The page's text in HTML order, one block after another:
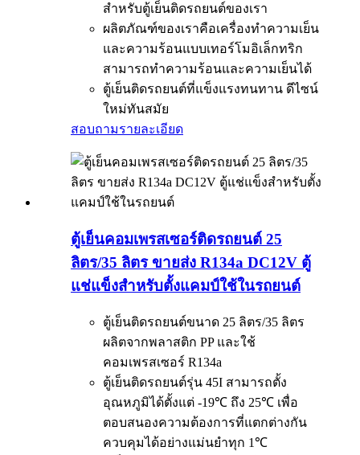
สำหรับตู้เย็นติดรถยนต์ของเรา
ผลิตภัณฑ์ของเราคือเครื่องทำความเย็น
และความร้อนแบบเทอร์โมอิเล็กทริก
สามารถทำความร้อนและความเย็นได้
ตู้เย็นติดรถยนต์ที่แข็งแรงทนทาน ดีไซน์
ใหม่ทันสมัย
สอบถามรายละเอียด
ตู้เย็นคอมเพรสเซอร์ติดรถยนต์ 25
ลิตร/35 ลิตร ขายส่ง R134a DC12V ตู้
แช่แข็งสำหรับตั้งแคมป์ใช้ในรถยนต์
ตู้เย็นติดรถยนต์ขนาด 25 ลิตร/35 ลิตร
ผลิตจากพลาสติก PP และใช้
คอมเพรสเซอร์ R134a
ตู้เย็นติดรถยนต์รุ่น 45I สามารถตั้ง
อุณหภูมิได้ตั้งแต่ -19℃ ถึง 25℃ เพื่อ
ตอบสนองความต้องการที่แตกต่างกัน
ควบคุมได้อย่างแม่นยำทุก 1℃